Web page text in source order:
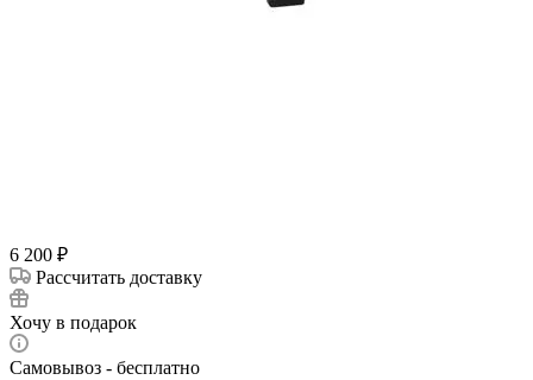
6 200 ₽
Рассчитать доставку
Хочу в подарок
Самовывоз - бесплатно